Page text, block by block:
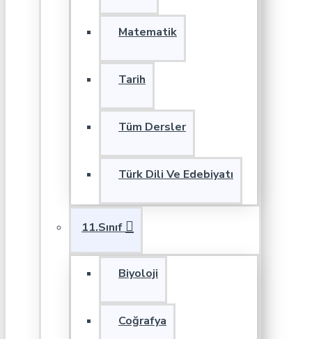
Matematik
Tarih
Tüm Dersler
Türk Dili Ve Edebiyatı
11.Sınıf
Biyoloji
Coğrafya